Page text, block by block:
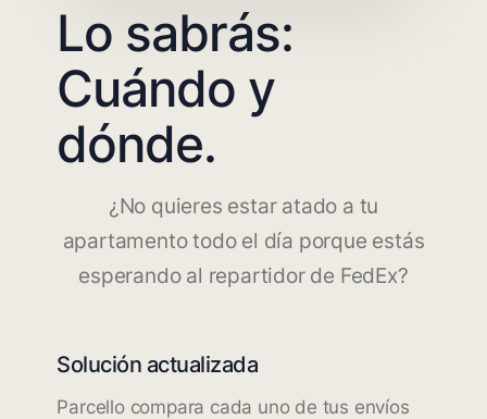
Lo sabrás:
Cuándo y
dónde.
¿No quieres estar atado a tu
apartamento todo el día porque estás
esperando al repartidor de FedEx?
Solución actualizada
Parcello compara cada uno de tus envíos